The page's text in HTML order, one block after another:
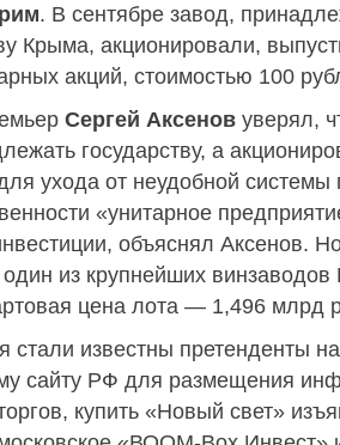
. В сентябре завод,
Крыма, акционировали,
акций, стоимостью 100
Сергей Аксенов уверял,
государству, а
ухода от неудобной системы
«унитарное
объяснял Аксенов.
один из крупнейших
цена лота — 1,496 млрд
стали известны претенденты
сайту РФ для размещения
купить «Новый свет»